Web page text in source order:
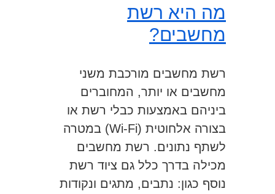
מה היא רשת
מחשבים?
רשת מחשבים מורכבת משני
מחשבים או יותר, המחוברים
ביניהם באמצעות כבלי רשת או
בצורה אלחוטית (Wi-Fi) במטרה
לשתף נתונים. רשת מחשבים
מכילה בדרך כלל גם ציוד רשת
נוסף כגון: נתבים, מתגים ונקודות